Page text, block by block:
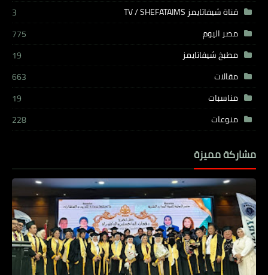
قناة شيفاتايمز TV / SHEFATAIMS
3
مصر اليوم
775
مطبخ شيفاتايمز
19
مقالات
663
مناسبات
19
منوعات
228
مشاركة مميزة